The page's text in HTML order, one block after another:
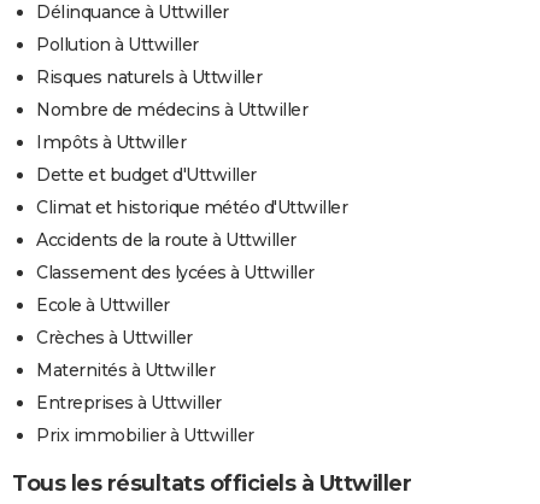
Délinquance à Uttwiller
Pollution à Uttwiller
Risques naturels à Uttwiller
Nombre de médecins à Uttwiller
Impôts à Uttwiller
Dette et budget d'Uttwiller
Climat et historique météo d'Uttwiller
Accidents de la route à Uttwiller
Classement des lycées à Uttwiller
Ecole à Uttwiller
Crèches à Uttwiller
Maternités à Uttwiller
Entreprises à Uttwiller
Prix immobilier à Uttwiller
Tous les résultats officiels à Uttwiller